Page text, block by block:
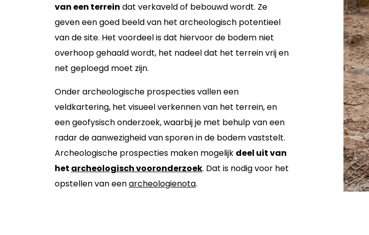
van een terrein dat verkaveld of bebouwd wordt. Ze
geven een goed beeld van het archeologisch potentieel
van de site. Het voordeel is dat hiervoor de bodem niet
overhoop gehaald wordt, het nadeel dat het terrein vrij en
net geploegd moet zijn.
Onder archeologische prospecties vallen een
veldkartering, het visueel verkennen van het terrein, en
een geofysisch onderzoek, waarbij je met behulp van een
radar de aanwezigheid van sporen in de bodem vaststelt.
Archeologische prospecties maken mogelijk deel uit van
het archeologisch vooronderzoek. Dat is nodig voor het
opstellen van eenarcheologienota.